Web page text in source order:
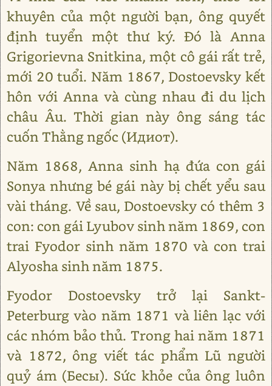
khuyên của một người bạn, ông quyết
định tuyển một thư ký. Đó là Anna
Grigorievna Snitkina, một cô gái rất trẻ,
mới 20 tuổi. Năm 1867, Dostoevsky kết
hôn với Anna và cùng nhau đi du lịch
châu Âu. Thời gian này ông sáng tác
cuốn Thằng ngốc (Идиот).
Năm 1868, Anna sinh hạ đứa con gái
Sonya nhưng bé gái này bị chết yểu sau
vài tháng. Về sau, Dostoevsky có thêm 3
con: con gái Lyubov sinh năm 1869, con
trai Fyodor sinh năm 1870 và con trai
Alyosha sinh năm 1875.
Fyodor Dostoevsky trở lại Sankt-
Peterburg vào năm 1871 và liên lạc với
các nhóm bảo thủ. Trong hai năm 1871
và 1872, ông viết tác phẩm Lũ người
quỷ ám (Бесы). Sức khỏe của ông luôn